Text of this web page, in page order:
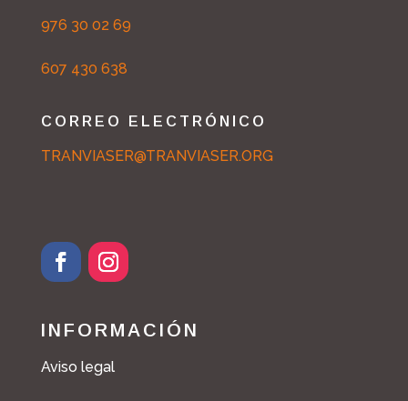
976 30 02 69
607 430 638
CORREO ELECTRÓNICO
TRANVIASER@TRANVIASER.ORG
INFORMACIÓN
Aviso legal